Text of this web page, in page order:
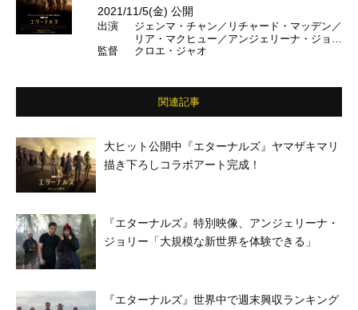
2021/11/5(金) 公開
出演
ジェンマ・チャン／リチャード・マッデン／
リア・マクヒュー／アンジェリーナ・ジョリ
ー／マ・ドンソク／サルマ・ハエック／バリ
トン
監督 クロエ・ジャオ
関連記事
大ヒット公開中『エターナルズ』ヤマザキマリ
描き下ろしコラボアート完成！
『エターナルズ』特別映像、アンジェリーナ・
ジョリー「大規模な新世界を体験できる」
『エターナルズ』世界中で週末興収ランキング